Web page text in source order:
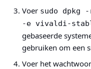
Voer sudo
-e vivaldi-
gebaseerde
gebruiken om een
Voer het